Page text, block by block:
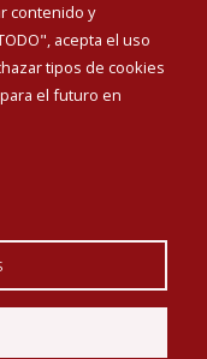
contenido y
acepta el uso
tipos de cookies
el futuro en